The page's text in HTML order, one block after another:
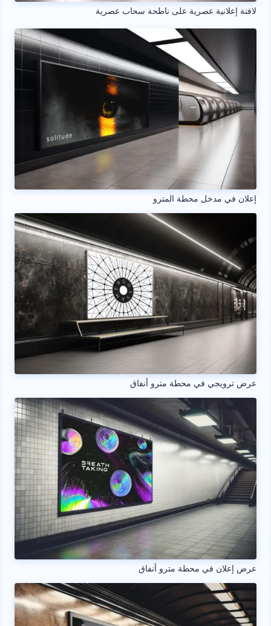
لافتة إعلانية عصرية على ناطحة سحاب عصرية
إعلان في مدخل محطة المترو
عرض ترويجي في محطة مترو أنفاق
عرض إعلان في محطة مترو أنفاق